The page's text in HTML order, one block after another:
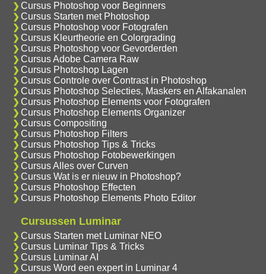
Cursus Photoshop voor Beginners
Cursus Starten met Photoshop
Cursus Photoshop voor Fotografen
Cursus Kleurtheorie en Colorgrading
Cursus Photoshop voor Gevorderden
Cursus Adobe Camera Raw
Cursus Photoshop Lagen
Cursus Controle over Contrast in Photoshop
Cursus Photoshop Selecties, Maskers en Alfakanalen
Cursus Photoshop Elements voor Fotografen
Cursus Photoshop Elements Organizer
Cursus Compositing
Cursus Photoshop Filters
Cursus Photoshop Tips & Tricks
Cursus Photoshop Fotobewerkingen
Cursus Alles over Curven
Cursus Wat is er nieuw in Photoshop?
Cursus Photoshop Effecten
Cursus Photoshop Elements Photo Editor
Cursussen Luminar
Cursus Starten met Luminar NEO
Cursus Luminar Tips & Tricks
Cursus Luminar AI
Cursus Word een expert in Luminar 4